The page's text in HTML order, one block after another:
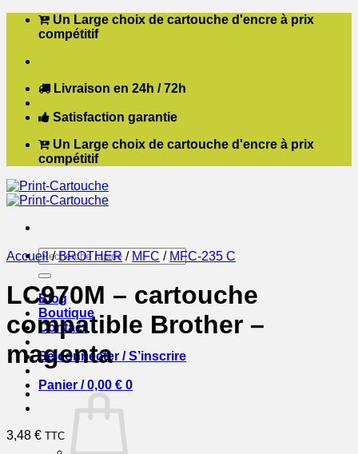
Passer Un Large choix de cartouche d'encre à prix
compétitif
Livraison en 24h / 72h
Satisfaction garantie
Un Large choix de cartouche d'encre à prix
compétitif
Recherche
pour :
Blog
Boutique
Contact
Se connecter / S’inscrire
Panier /0,00 € 0
Accueil / BROTHER / MFC / MFC-235 C
LC970M – cartouche
compatible Brother –
magenta
3,48 € TTC